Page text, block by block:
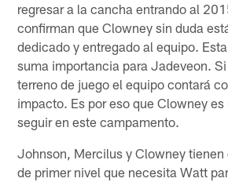
regresar a la cancha entrando al
confirman que Clowney sin duda
dedicado y entregado al equipo.
suma importancia para Jadeveon.
terreno de juego el equipo contará
impacto. Es por eso que Clowney es
seguir en este campamento.
Johnson, Mercilus y Clowney tienen
de primer nivel que necesita Watt